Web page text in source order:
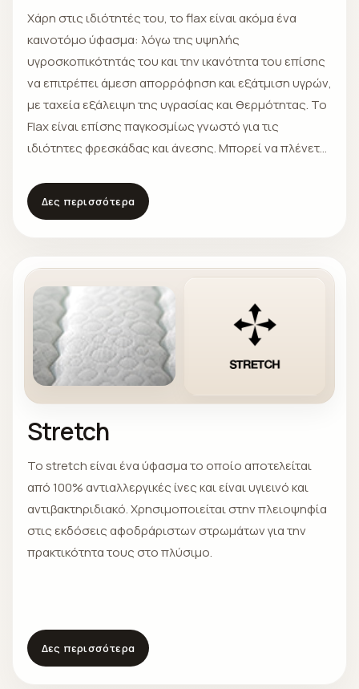
Χάρη στις ιδιότητές του, το flax είναι ακόμα ένα
καινοτόμο ύφασμα: λόγω της υψηλής
υγροσκοπικότητάς του και την ικανότητα του επίσης
να επιτρέπει άμεση απορρόφηση και εξάτμιση υγρών,
με ταχεία εξάλειψη της υγρασίας και θερμότητας. Το
Flax είναι επίσης παγκοσμίως γνωστό για τις
ιδιότητες φρεσκάδας και άνεσης. Μπορεί να πλένεται
το πέρασμα του χρόνου. Δεν προκαλεί αλεργείες
επειδή προωθεί τη φυσική ανταλλαγή θερμότητας
Δες περισσότερα
Stretch
Το stretch είναι ένα ύφασμα το οποίο αποτελείται
από 100% αντιαλλεργικές ίνες και είναι υγιεινό και
αντιβακτηριδιακό. Χρησιμοποιείται στην πλειοψηφία
στις εκδόσεις αφοδράριστων στρωμάτων για την
πρακτικότητα τους στο πλύσιμο.
Δες περισσότερα